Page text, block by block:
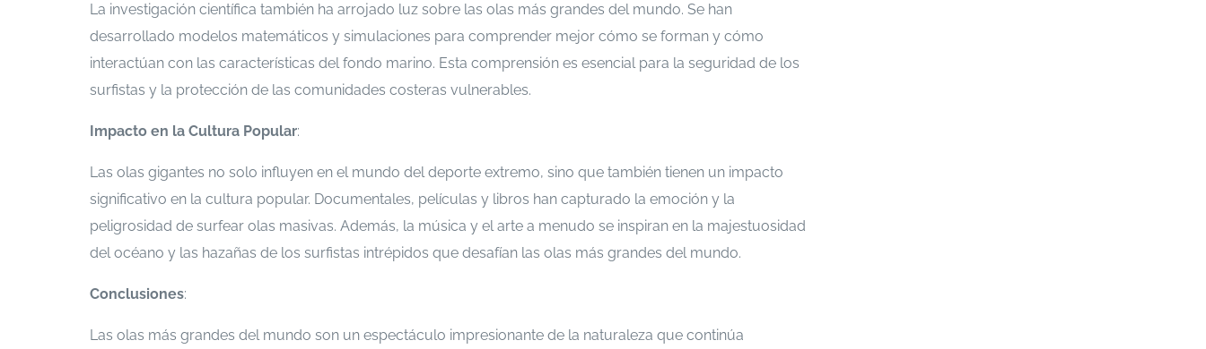
La investigación científica también ha arrojado luz sobre las olas más grandes del mundo. Se han
desarrollado modelos matemáticos y simulaciones para comprender mejor cómo se forman y cómo
interactúan con las características del fondo marino. Esta comprensión es esencial para la seguridad de los
surfistas y la protección de las comunidades costeras vulnerables.
Impacto en la Cultura Popular:
Las olas gigantes no solo influyen en el mundo del deporte extremo, sino que también tienen un impacto
significativo en la cultura popular. Documentales, películas y libros han capturado la emoción y la
peligrosidad de surfear olas masivas. Además, la música y el arte a menudo se inspiran en la majestuosidad
del océano y las hazañas de los surfistas intrépidos que desafían las olas más grandes del mundo.
Conclusiones:
Las olas más grandes del mundo son un espectáculo impresionante de la naturaleza que continúa